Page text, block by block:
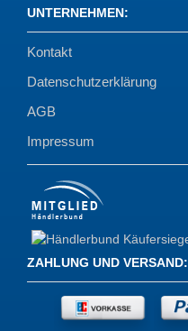
UNTERNEHMEN:
Kontakt
Datenschutzerklärung
AGB
Impressum
ZAHLUNG UND VERSAND: